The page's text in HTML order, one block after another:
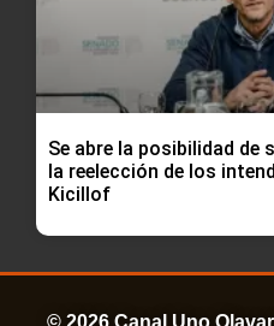
Se abre la posibilidad
la reelección de los
Kicillof
© 2026 Canal Uno